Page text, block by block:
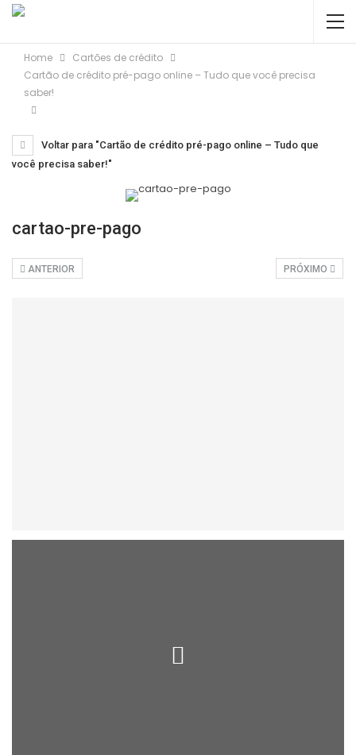
Home
Cartões de crédito
Cartão de crédito pré-pago online – Tudo que você precisa
saber!
Voltar para "Cartão de crédito pré-pago online – Tudo que
você precisa saber!"
cartao-pre-pago
PRÓXIMO
ANTERIOR